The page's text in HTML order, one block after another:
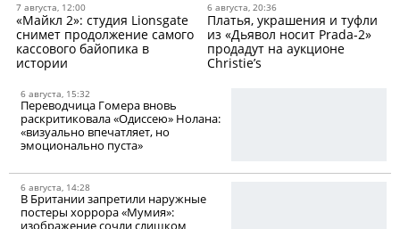
7 августа, 12:00
«Майкл 2»: студия Lionsgate
снимет продолжение самого
кассового байопика в
истории
6 августа, 20:36
Платья, украшения и туфли
из «Дьявол носит Prada-2»
продадут на аукционе
Christie’s
6 августа, 15:32
Переводчица Гомера вновь
раскритиковала «Одиссею» Нолана:
«визуально впечатляет, но
эмоционально пуста»
6 августа, 14:28
В Британии запретили наружные
постеры хоррора «Мумия»:
изображение сочли слишком